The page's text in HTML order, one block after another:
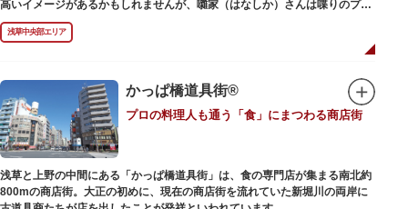
高いイメージがあるかもしれませんが、囃家（はなしか）さんは喋りのプ
ロ。すぐに巧みな話芸に引き込まれ、予備知識が無くても楽しめます。
ホール内で飲食できるのも魅力のひとつ。売店でお弁当やお菓子を買ってゆ
っくり番組を楽しんではいかがでしょう。数々の著名な落語家やお笑い芸人
浅草中央部エリア
かっぱ橋道具街®
プロの料理人も通う「食」にまつわる商店街
浅草と上野の中間にある「かっぱ橋道具街」は、食の専門店が集まる南北約
800mの商店街。大正の初めに、現在の商店街を流れていた新堀川の両岸に